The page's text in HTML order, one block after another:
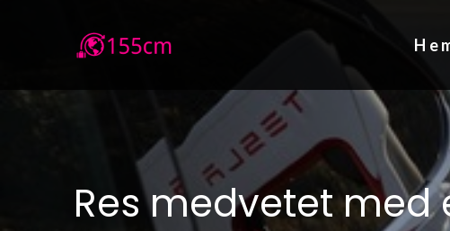
155cm.se – Allt om att resa medvetet:
Res medvetet